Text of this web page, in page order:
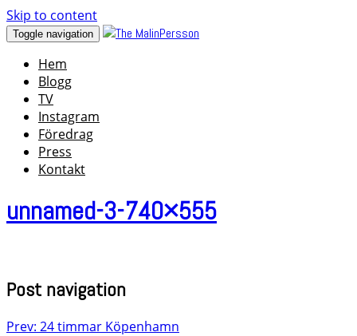
Skip to content
Toggle navigation
Hem
Blogg
TV
Instagram
Föredrag
Press
Kontakt
unnamed-3-740×555
Post navigation
Prev: 24 timmar Köpenhamn